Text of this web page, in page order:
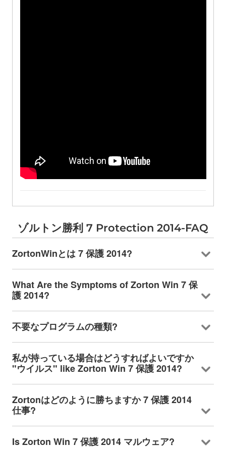
ゾルトン勝利 7 Protection 2014-FAQ
ZortonWinとは 7 保護 2014?
What Are the Symptoms of Zorton Win 7 保
護 2014?
不要なプログラムの種類?
私が持っている場合はどうすればよいですか
"ウイルス" like Zorton Win 7 保護 2014?
Zortonはどのように勝ちますか 7 保護 2014
仕事?
Is Zorton Win 7 保護 2014 マルウェア?